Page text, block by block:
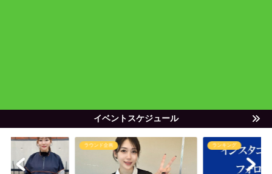
イベントスケジュール
ラウンド企画 ランキング